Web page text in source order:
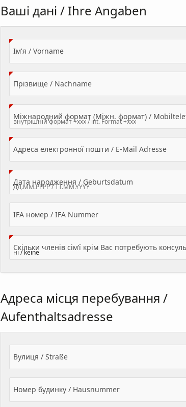
Ваші дані / Ihre Angaben
Ім'я / Vorname(Value Required)
Прізвище / Nachname(Value Required)
Міжнародний формат (Міжн. формат) /
Адреса електронної пошти / E-Mail Adresse
Дата народження / Geburtsdatum
IFA номер / IFA Nummer
Адреса місця перебування /
Aufenthaltsadresse
Вулиця / Straße
Номер будинку / Hausnummer